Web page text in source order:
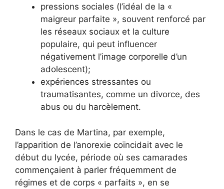
pressions sociales (l’idéal de la «
maigreur parfaite », souvent renforcé par
les réseaux sociaux et la culture
populaire, qui peut influencer
négativement l’image corporelle d’un
adolescent);
expériences stressantes ou
traumatisantes, comme un divorce, des
abus ou du harcèlement.
Dans le cas de Martina, par exemple,
l’apparition de l’anorexie coïncidait avec le
début du lycée, période où ses camarades
commençaient à parler fréquemment de
régimes et de corps « parfaits », en se